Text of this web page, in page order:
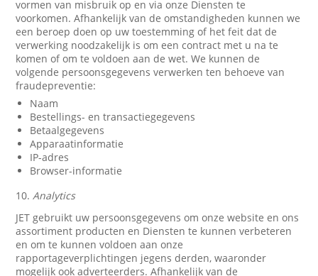
vormen van misbruik op en via onze Diensten te
voorkomen. Afhankelijk van de omstandigheden kunnen we
een beroep doen op uw toestemming of het feit dat de
verwerking noodzakelijk is om een contract met u na te
komen of om te voldoen aan de wet. We kunnen de
volgende persoonsgegevens verwerken ten behoeve van
fraudepreventie:
Naam
Bestellings- en transactiegegevens
Betaalgegevens
Apparaatinformatie
IP-adres
Browser-informatie
10.Analytics
JET gebruikt uw persoonsgegevens om onze website en ons
assortiment producten en Diensten te kunnen verbeteren
en om te kunnen voldoen aan onze
rapportageverplichtingen jegens derden, waaronder
mogelijk ook adverteerders. Afhankelijk van de